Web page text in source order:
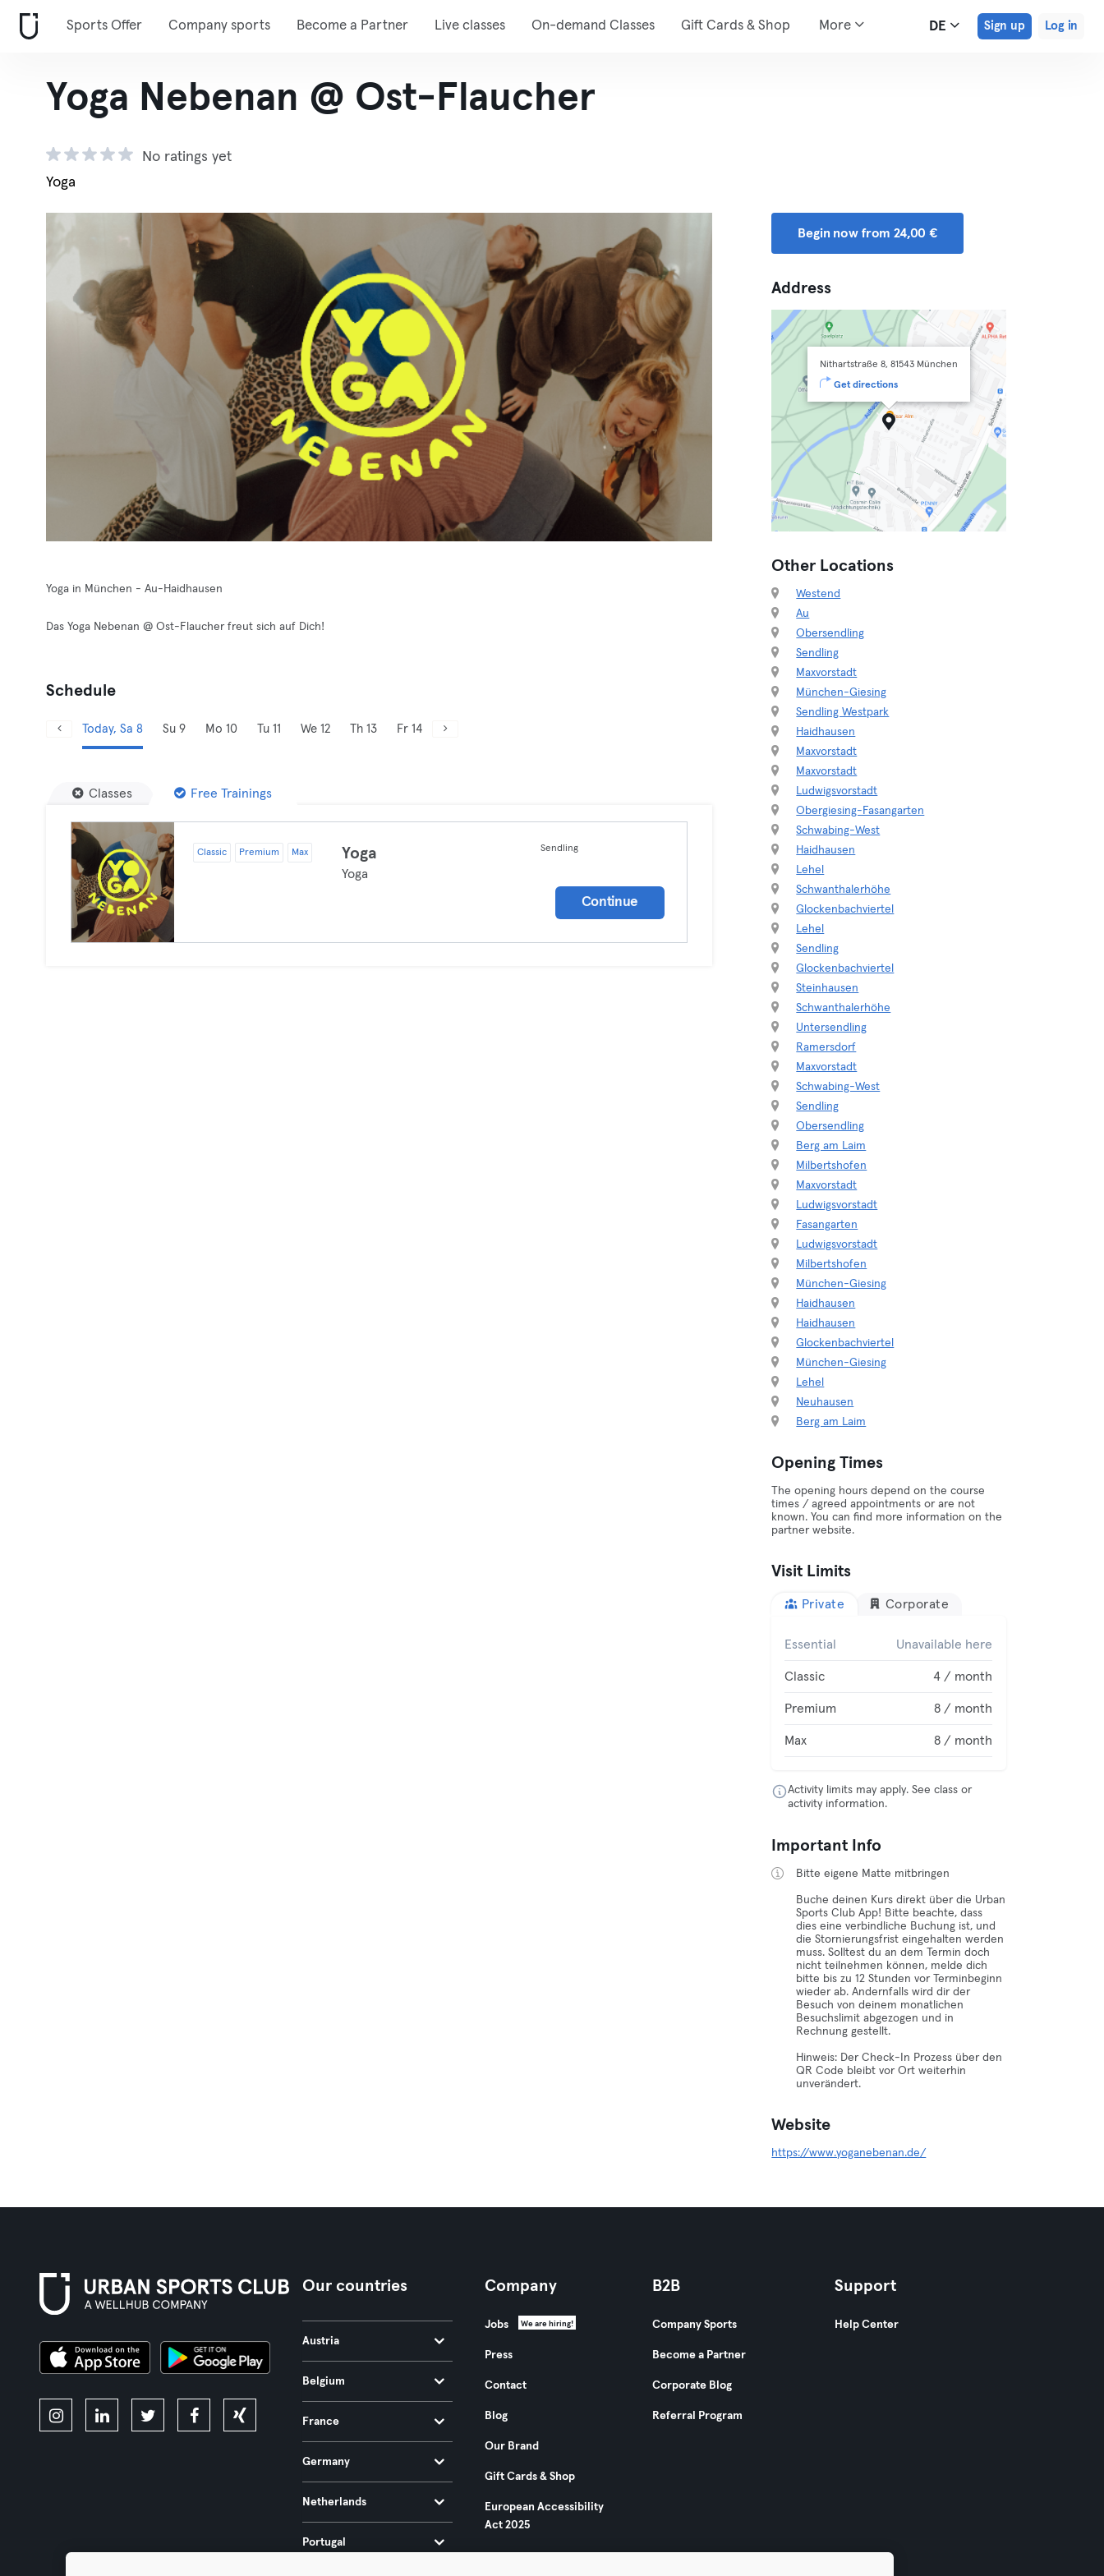
Sports Offer Company sports Become a Partner Live classes On-demand Classes Gift Cards & Shop More DE Sign up Log in
Yoga Nebenan @ Ost-Flaucher
No ratings yet
Yoga
Yoga in München - Au-Haidhausen
Das Yoga Nebenan @ Ost-Flaucher freut sich auf Dich!
Schedule
Today, Sa 8 Su 9 Mo 10 Tu 11 We 12 Th 13 Fr 14
Classes Free Trainings
Classic Premium Max Yoga
Yoga
Sendling
Continue
Begin now from 24,00 €
Address
Nithartstraße 8, 81543 München
Get directions
Other Locations
Westend
Au
Obersendling
Sendling
Maxvorstadt
München-Giesing
Sendling Westpark
Haidhausen
Maxvorstadt
Maxvorstadt
Ludwigsvorstadt
Obergiesing-Fasangarten
Schwabing-West
Haidhausen
Lehel
Schwanthalerhöhe
Glockenbachviertel
Lehel
Sendling
Glockenbachviertel
Steinhausen
Schwanthalerhöhe
Untersendling
Ramersdorf
Maxvorstadt
Schwabing-West
Sendling
Obersendling
Berg am Laim
Milbertshofen
Maxvorstadt
Ludwigsvorstadt
Fasangarten
Ludwigsvorstadt
Milbertshofen
München-Giesing
Haidhausen
Haidhausen
Glockenbachviertel
München-Giesing
Lehel
Neuhausen
Berg am Laim
Opening Times
The opening hours depend on the course
times / agreed appointments or are not
known. You can find more information on the
partner website.
Visit Limits
Private Corporate
Essential Unavailable here
Classic 4 / month
Premium 8 / month
Max 8 / month
Activity limits may apply. See class or
activity information.
Important Info
Bitte eigene Matte mitbringen
Buche deinen Kurs direkt über die Urban
Sports Club App! Bitte beachte, dass
dies eine verbindliche Buchung ist, und
die Stornierungsfrist eingehalten werden
muss. Solltest du an dem Termin doch
nicht teilnehmen können, melde dich
bitte bis zu 12 Stunden vor Terminbeginn
wieder ab. Andernfalls wird dir der
Besuch von deinem monatlichen
Besuchslimit abgezogen und in
Rechnung gestellt.
Hinweis: Der Check-In Prozess über den
QR Code bleibt vor Ort weiterhin
unverändert.
Website
https://www.yoganebenan.de/
Our countries
Austria
Belgium
France
Germany
Netherlands
Portugal
Company
Jobs We are hiring!
Press
Contact
Blog
Our Brand
Gift Cards & Shop
European Accessibility
Act 2025
B2B
Company Sports
Become a Partner
Corporate Blog
Referral Program
Support
Help Center